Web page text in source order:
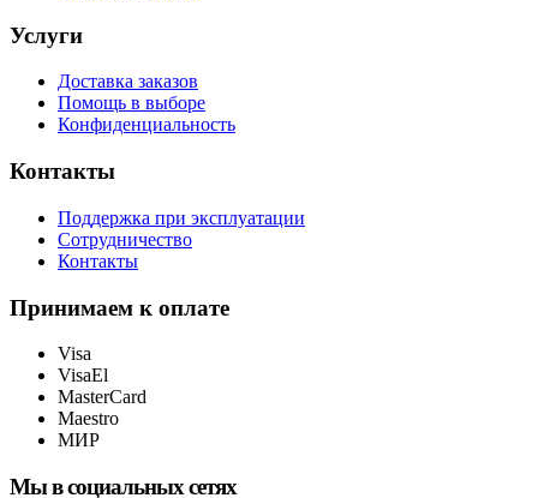
Услуги
Доставка заказов
Помощь в выборе
Конфиденциальность
Контакты
Поддержка при эксплуатации
Сотрудничество
Контакты
Принимаем к оплате
Visa
VisaEl
MasterCard
Maestro
МИР
Мы в социальных сетях